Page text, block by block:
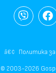
Политика
© 2003-2026